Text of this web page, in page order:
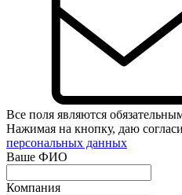
Все поля являются
Нажимая на кнопку, даю
персональных данных
Ваше ФИО
Компания